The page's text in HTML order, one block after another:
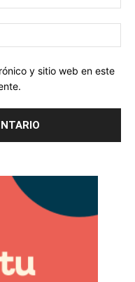
y sitio web en este